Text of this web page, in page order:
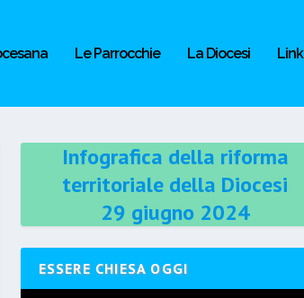
Le Parrocchie La Diocesi Link
Infografica della riforma
territoriale della Diocesi
29 giugno 2024
ESSERE CHIESA OGGI